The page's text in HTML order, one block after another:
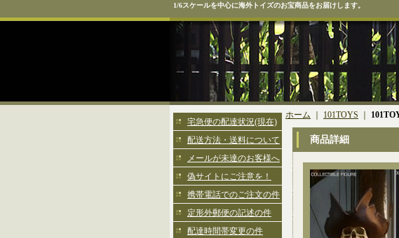
1/6スケールを中心に海外トイズのお宝商品をお届けします。
宅急便の配達状況(現在)
配送方法・送料について
メールが未達のお客様へ
偽サイトにご注意を！
携帯電話でのご注文の件
定形外郵便の記述の件
配達時間帯変更の件
ホーム 101TOYS
商品詳細